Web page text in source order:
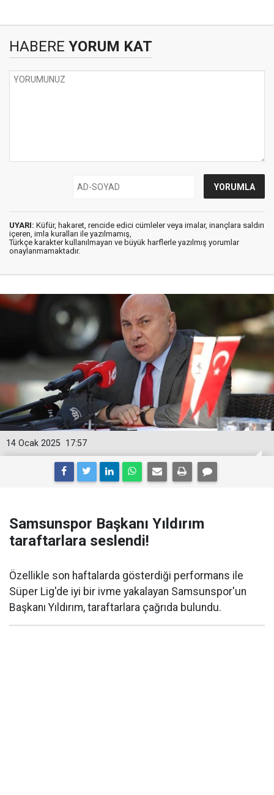
HABERE YORUM KAT
UYARI: Küfür, hakaret, rencide edici cümleler veya imalar, inançlara saldırı
içeren, imla kuralları ile yazılmamış,
Türkçe karakter kullanılmayan ve büyük harflerle yazılmış yorumlar
onaylanmamaktadır.
17:57
14 Ocak 2025
Samsunspor Başkanı Yıldırım
taraftarlara seslendi!
Özellikle son haftalarda gösterdiği performans ile
Süper Lig'de iyi bir ivme yakalayan Samsunspor'un
Başkanı Yıldırım, taraftarlara çağrıda bulundu.